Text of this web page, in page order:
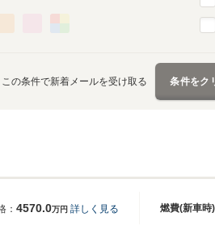
この条件で新着メールを受け取る 条件をク
燃費(新車時)
： 4570.0万円 詳しく見る